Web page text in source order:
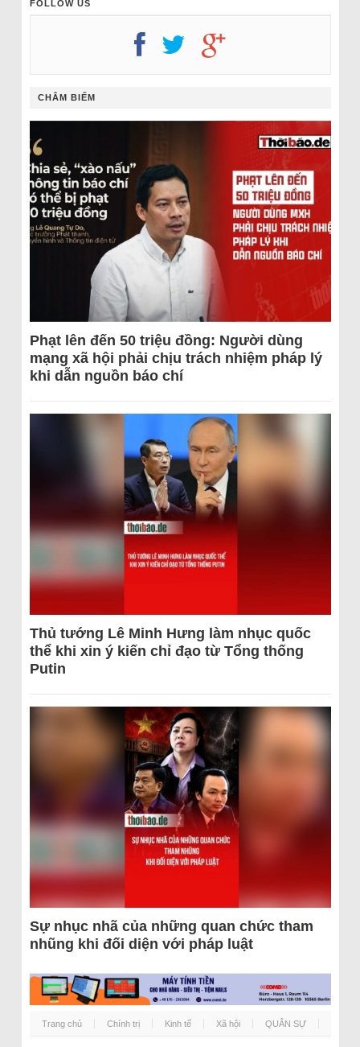
FOLLOW US
CHÂM BIẾM
Phạt lên đến 50 triệu đồng: Người dùng
mạng xã hội phải chịu trách nhiệm pháp lý
khi dẫn nguồn báo chí
Thủ tướng Lê Minh Hưng làm nhục quốc
thể khi xin ý kiến chỉ đạo từ Tổng thống
Putin
Sự nhục nhã của những quan chức tham
nhũng khi đối diện với pháp luật
Trang chủ Chính trị Kinh tế Xã hội QUÂN SỰ